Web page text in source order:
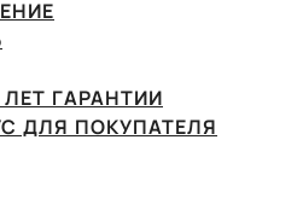
ГАРАНТИИ
ДЛЯ ПОКУПАТЕЛЯ